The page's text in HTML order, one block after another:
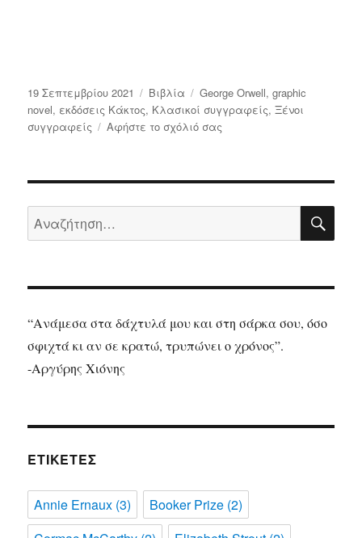
Δημοσιεύτηκε
την
19 Σεπτεμβρίου 2021 Κατηγορίες
Bιβλία Ετικέτες
George Orwell,graphic
novel, εκδόσεις Κάκτος, Κλασικοί συγγραφείς,Ξένοι
συγγραφείς
Αφήστε το σχόλιό σας
των
και
George
Αναζήτηση
για:
“Ανάμεσα στα δάχτυλά μου και στη σάρκα σου, όσο
σφιχτά κι αν σε κρατώ, τρυπώνει ο χρόνος”.
-Αργύρης Χιόνης
ΕΤΙΚΈΤΕΣ
Annie Ernaux (3) Booker Prize (2)